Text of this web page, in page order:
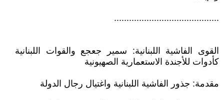
..........................................
القوى الفاشية اللبنانية: سمير جعجع والقوات اللبنانية
كأدوات للأجندة الاستعمارية الصهيونية
مقدمة: جذور الفاشية اللبنانية واغتيال رجال الدولة